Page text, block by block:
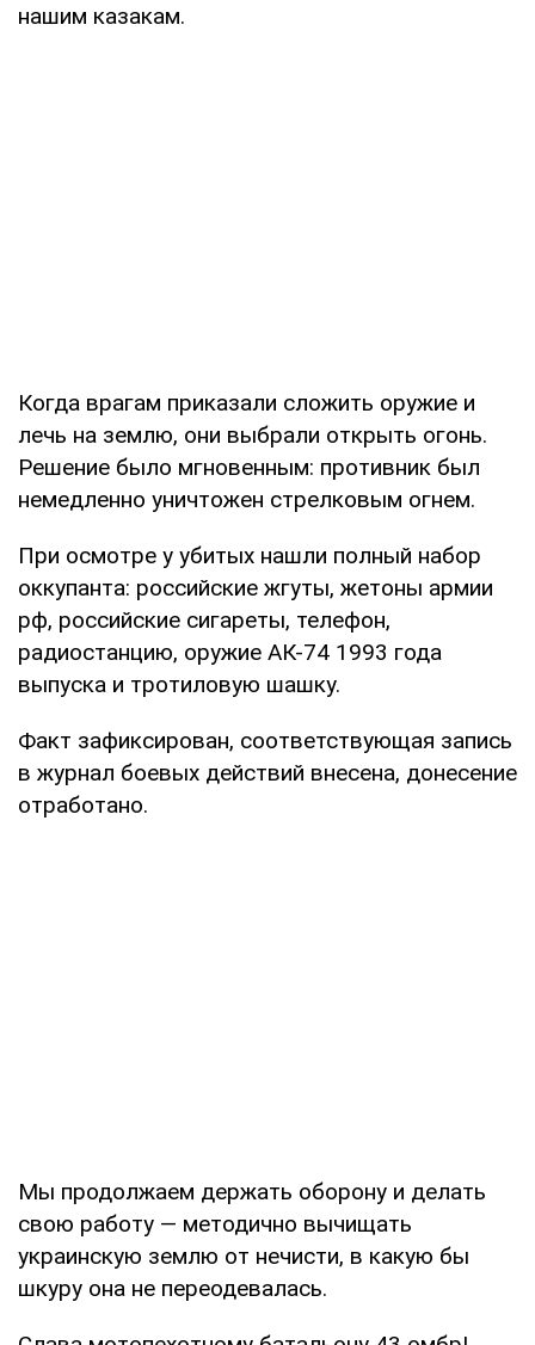
нашим казакам.
Когда врагам приказали сложить оружие и
лечь на землю, они выбрали открыть огонь.
Решение было мгновенным: противник был
немедленно уничтожен стрелковым огнем.
При осмотре у убитых нашли полный набор
оккупанта: российские жгуты, жетоны армии
рф, российские сигареты, телефон,
радиостанцию, оружие АК-74 1993 года
выпуска и тротиловую шашку.
Факт зафиксирован, соответствующая запись
в журнал боевых действий внесена, донесение
отработано.
Мы продолжаем держать оборону и делать
свою работу — методично вычищать
украинскую землю от нечисти, в какую бы
шкуру она не переодевалась.